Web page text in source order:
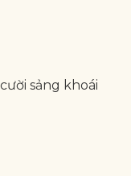
sảng khoái